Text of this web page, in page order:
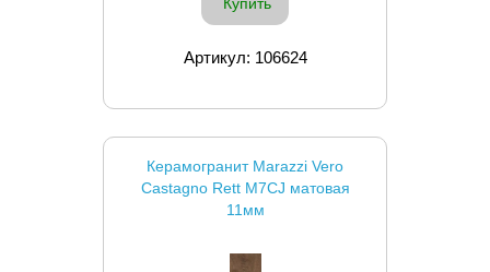
Артикул: 106624
Керамогранит Marazzi Vero
Castagno Rett M7CJ матовая
11мм